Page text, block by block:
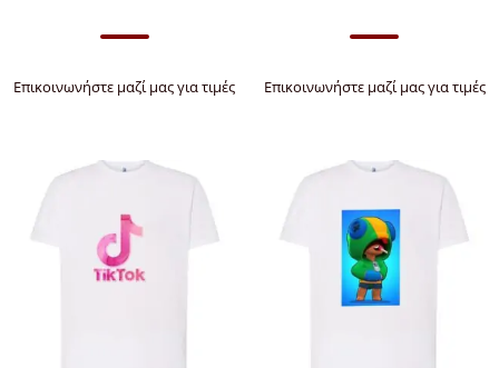
Επικοινωνήστε μαζί μας για τιμές Επικοινωνήστε μαζί μας για τιμές